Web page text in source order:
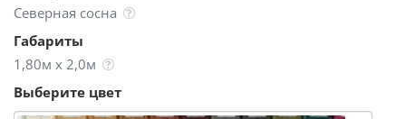
Северная сосна
Габариты
1,80м х 2,0м
Выберите цвет